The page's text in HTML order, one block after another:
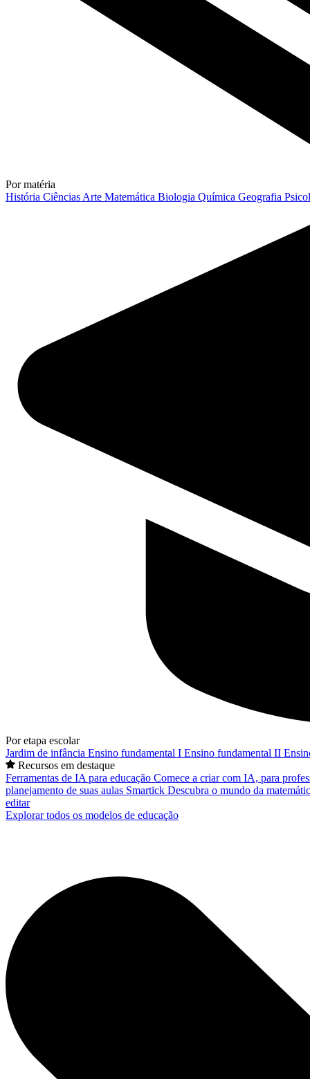
Por matéria
História Ciências Arte Matemática Biologia Química Geografia
Por etapa escolar
Jardim de infância Ensino fundamental I Ensino fundamental II
Recursos em destaque
Ferramentas de IA para educação Comece a criar com IA, para
planejamento de suas aulas Smartick Descubra o mundo da
editar
Explorar todos os modelos de educação